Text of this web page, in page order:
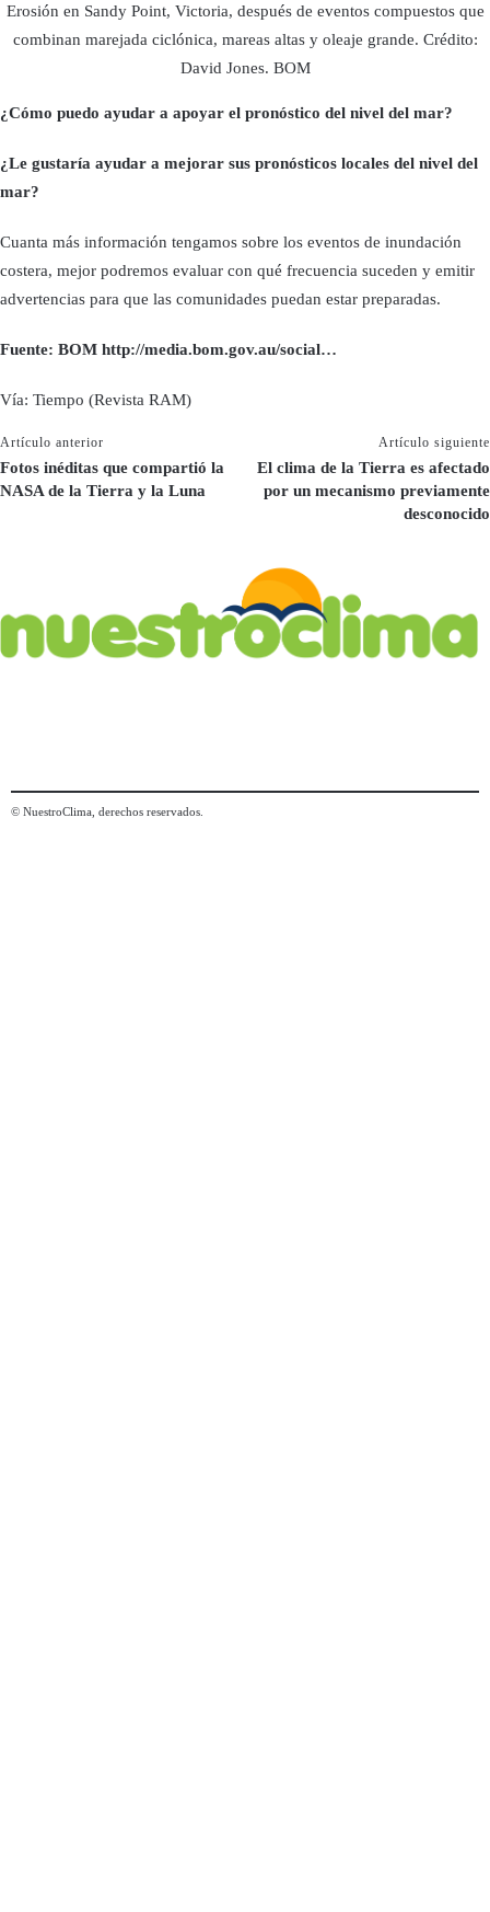
Erosión en Sandy Point, Victoria, después de eventos compuestos que
combinan marejada ciclónica, mareas altas y oleaje grande. Crédito:
David Jones. BOM
¿Cómo puedo ayudar a apoyar el pronóstico del nivel del mar?
¿Le gustaría ayudar a mejorar sus pronósticos locales del nivel del
mar?
Cuanta más información tengamos sobre los eventos de inundación
costera, mejor podremos evaluar con qué frecuencia suceden y emitir
advertencias para que las comunidades puedan estar preparadas.
Fuente: BOM http://media.bom.gov.au/social…
Vía: Tiempo (Revista RAM)
Artículo anterior
Fotos inéditas que compartió la
NASA de la Tierra y la Luna
Artículo siguiente
El clima de la Tierra es afectado
por un mecanismo previamente
desconocido
© NuestroClima, derechos reservados.